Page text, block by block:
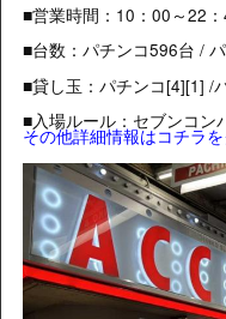
■営業時間：10：00～22
■台数：パチンコ596台 /
■貸し玉：パチンコ[4][1] /
■入場ルール：セブンコン
その他詳細情報はコチラを